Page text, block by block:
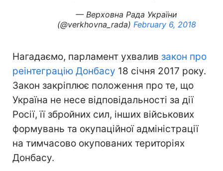
— Верховна Рада України
(@verkhovna_rada) February 6, 2018
Нагадаємо, парламент ухвалив закон про
реінтеграцію Донбасу 18 січня 2017 року.
Закон закріплює положення про те, що
Україна не несе відповідальності за дії
Росії, її збройних сил, інших військових
формувань та окупаційної адміністрації
на тимчасово окупованих територіях
Донбасу.